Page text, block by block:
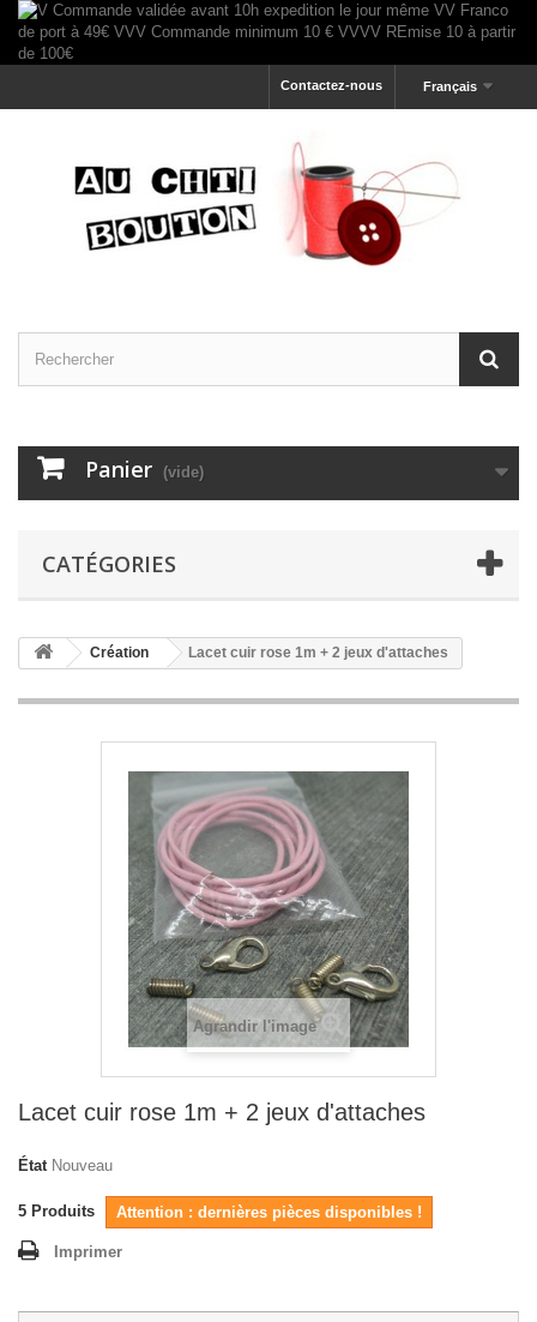
Français
Contactez-nous
Panier (vide)
CATÉGORIES
Création Lacet cuir rose 1m + 2 jeux d'attaches
Agrandir l'image
Lacet cuir rose 1m + 2 jeux d'attaches
État Nouveau
5 Produits Attention : dernières pièces disponibles !
Imprimer